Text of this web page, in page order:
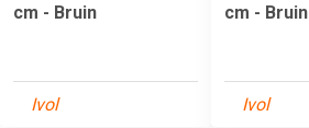
cm - Bruin
Ivol
cm - Bruin
Ivol